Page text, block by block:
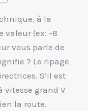
à la
valeur (ex: -8
vous parle de
? Le ripage
S’il est
vitesse grand V
la route.